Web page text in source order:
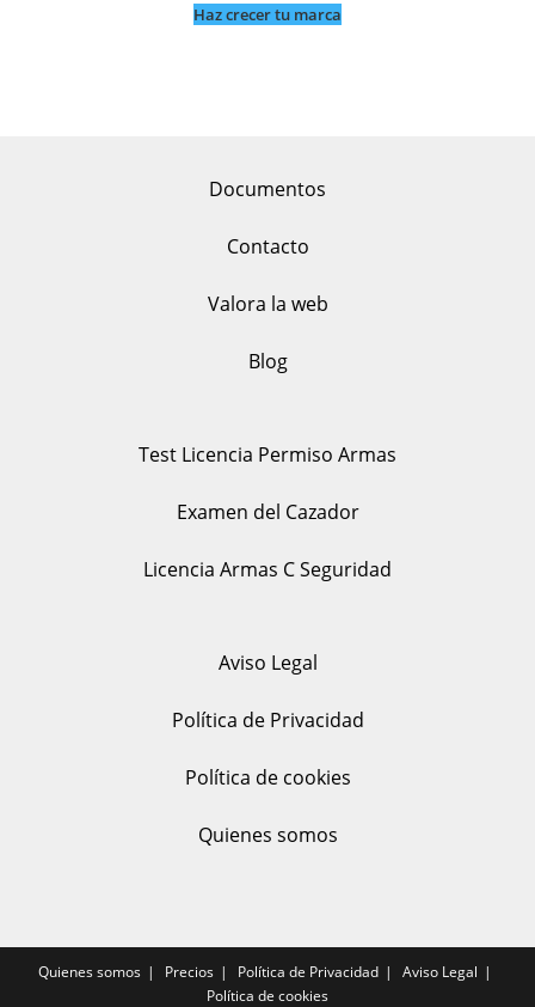
Haz crecer tu marca
Documentos
Contacto
Valora la web
Blog
Test Licencia Permiso Armas
Examen del Cazador
Licencia Armas C Seguridad
Aviso Legal
Política de Privacidad
Política de cookies
Quienes somos
Quienes somos Precios Política de Privacidad
Aviso Legal
Política de cookies